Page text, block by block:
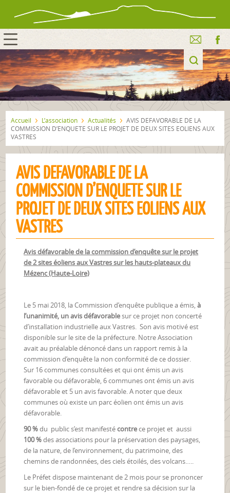
Accueil L’association Actualités
AVIS DEFAVORABLE DE LA
COMMISSION D’ENQUETE SUR LE PROJET DE DEUX SITES EOLIENS AUX
VASTRES
AVIS DEFAVORABLE DE LA
COMMISSION D’ENQUETE SUR LE
PROJET DE DEUX SITES EOLIENS AUX
VASTRES
Avis défavorable de la commission d’enquête sur le projet
de 2 sites éoliens aux Vastres sur les hauts-plateaux du
Mézenc (Haute-Loire)
Le 5 mai 2018, la Commission d’enquête publique a émis,à
l’unanimité, un avis défavorablesur ce projet non concerté
d’installation industrielle aux Vastres. Son avis motivé est
disponible sur le site de la préfecture. Notre Association
avait au préalable dénoncé dans un rapport remis à la
commission d’enquête la non conformité de ce dossier.
Sur 16 communes consultées et qui ont émis un avis
favorable ou défavorable, 6 communes ont émis un avis
défavorable et 5 un avis favorable. A noter que deux
communes où existe un parc éolien ont émis un avis
défavorable.
90 %du public s’est manifestécontrece projet et aussi
100 %des associations pour la préservation des paysages,
de la nature, de l’environnement, du patrimoine, des
chemins de randonnées, des ciels étoilés, des volcans…..
Le Préfet dispose maintenant de 2 mois pour se prononcer
sur le bien-fondé de ce projet et rendre sa décision sur la